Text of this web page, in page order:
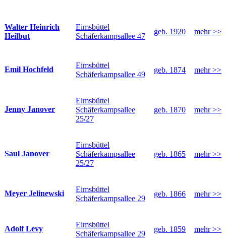
Walter Heinrich
Heilbut
Eimsbüttel
Schäferkampsallee 47
geb. 1920 mehr >>
Emil Hochfeld
Eimsbüttel
Schäferkampsallee 49
geb. 1874 mehr >>
Jenny Janover
Eimsbüttel
Schäferkampsallee
25/27
geb. 1870 mehr >>
Saul Janover
Eimsbüttel
Schäferkampsallee
25/27
geb. 1865 mehr >>
Meyer Jelinewski
Eimsbüttel
Schäferkampsallee 29
geb. 1866 mehr >>
Adolf Levy
Eimsbüttel
Schäferkampsallee 29
geb. 1859 mehr >>